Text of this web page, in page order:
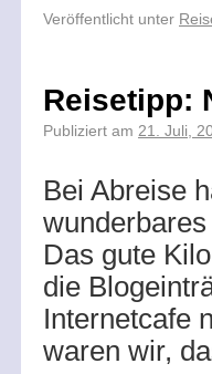
Veröffentlicht unter
Reisetipp:
Publiziert am 21. Juli,
Bei Abreise
Das gute
die
Internetcafe
waren wir,